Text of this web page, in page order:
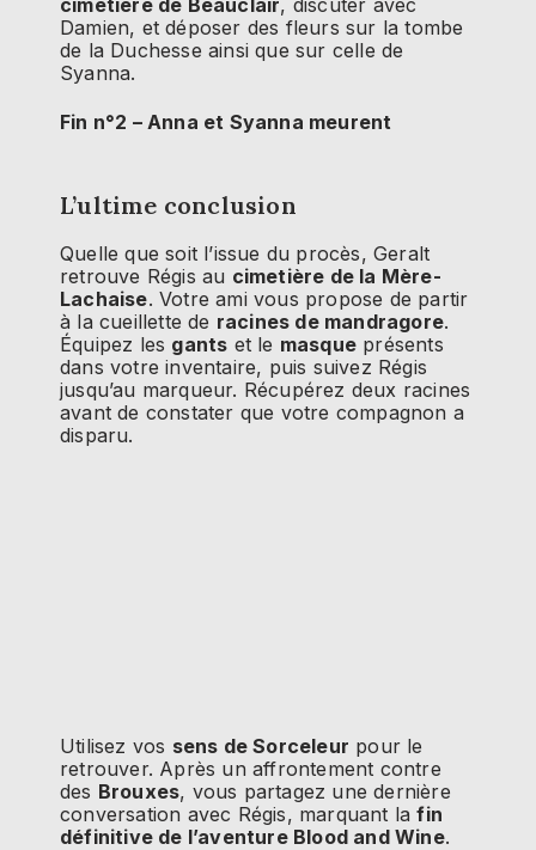
Damien, et déposer des fleurs sur la tombe
de la Duchesse ainsi que sur celle de
Syanna.
Fin n°2 – Anna et Syanna meurent
L’ultime conclusion
Quelle que soit l’issue du procès, Geralt
retrouve Régis au cimetière de la Mère-
Lachaise. Votre ami vous propose de partir
à la cueillette de racines de mandragore.
Équipez les gants et le masque présents
dans votre inventaire, puis suivez Régis
jusqu’au marqueur. Récupérez deux racines
avant de constater que votre compagnon a
disparu.
Utilisez vos sens de Sorceleur pour le
retrouver. Après un affrontement contre
des Brouxes, vous partagez une dernière
conversation avec Régis, marquant lafin
définitive de l’aventure Blood and Wine.